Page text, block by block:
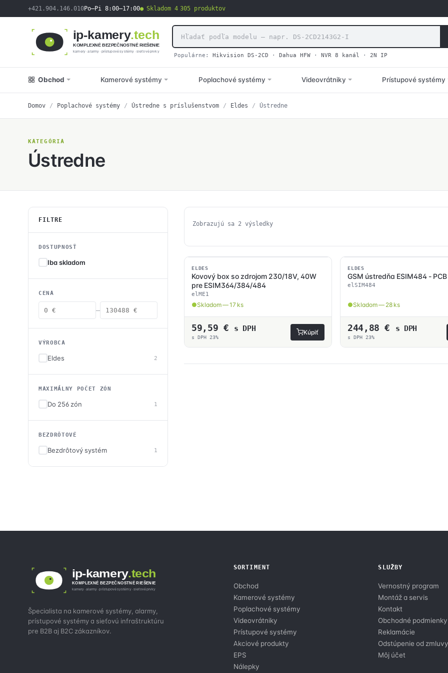
+421.904.146.010Po–Pi 8:00–17:00 Skladom 4 305 produktov
ip-kamery.tech
KOMPLEXNÉ BEZPEČNOSTNÉ RIEŠENIE
kamery · alarmy · prístupové systémy · sieťové prvky
Populárne: Hikvision DS-2CD · Dahua HFW · NVR 8 kanál · 2N IP
Obchod Kamerové systémy Poplachové systémy Videovrátniky Prístupové systémy
Domov / Poplachové systémy / Ústredne s príslušenstvom / Eldes / Ústredne
KATEGÓRIA
Ústredne
FILTRE
DOSTUPNOSŤ
Iba skladom
CENA
—
VÝROBCA
Eldes 2
MAXIMÁLNY POČET ZÓN
Do 256 zón 1
BEZDRÔTOVÉ
Bezdrôtový systém 1
Zobrazujú sa 2 výsledkyZoradené
najnižšej
najvyššiu
SKLADOM
ELDES
Kovový box so zdrojom 230/18V, 40W
pre ESIM364/384/484
elME1
Skladom — 17 ks
59,59 € s DPH
s DPH 23%
Kúpiť
SKLADOM
ELDES
GSM ústredňa ESIM484 - PCB
elSIM484
Skladom — 28 ks
244,88€ s DPH
s DPH 23%
ip-kamery.tech
KOMPLEXNÉ BEZPEČNOSTNÉ RIEŠENIE
kamery · alarmy · prístupové systémy · sieťové prvky
Špecialista na kamerové systémy, alarmy,
prístupové systémy a sieťovú infraštruktúru
pre B2B aj B2C zákazníkov.
SORTIMENT
Obchod
Kamerové systémy
Poplachové systémy
Videovrátniky
Prístupové systémy
Akciové produkty
EPS
Nálepky
SLUŽBY
Vernostný program
Montáž a servis
Kontakt
Obchodné podmienky
Reklamácie
Odstúpenie od zmluvy
Môj účet